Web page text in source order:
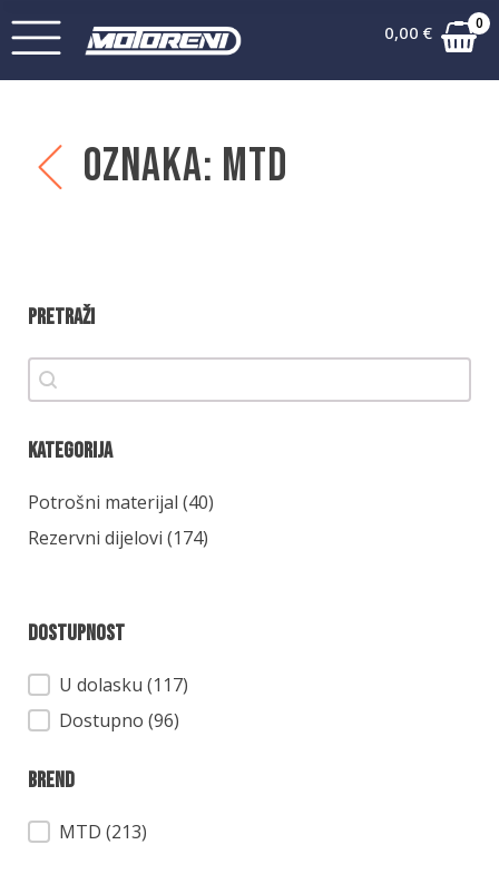
0,00 € 0
Oznaka: MTD
Pretraži
Pretraži
Pretraži
Kategorija
Kategorija
Potrošni materijal (40)
Rezervni dijelovi (174)
Dostupnost
Dostupnost
U dolasku (117)
Dostupno (96)
Brend
Brend
MTD (213)